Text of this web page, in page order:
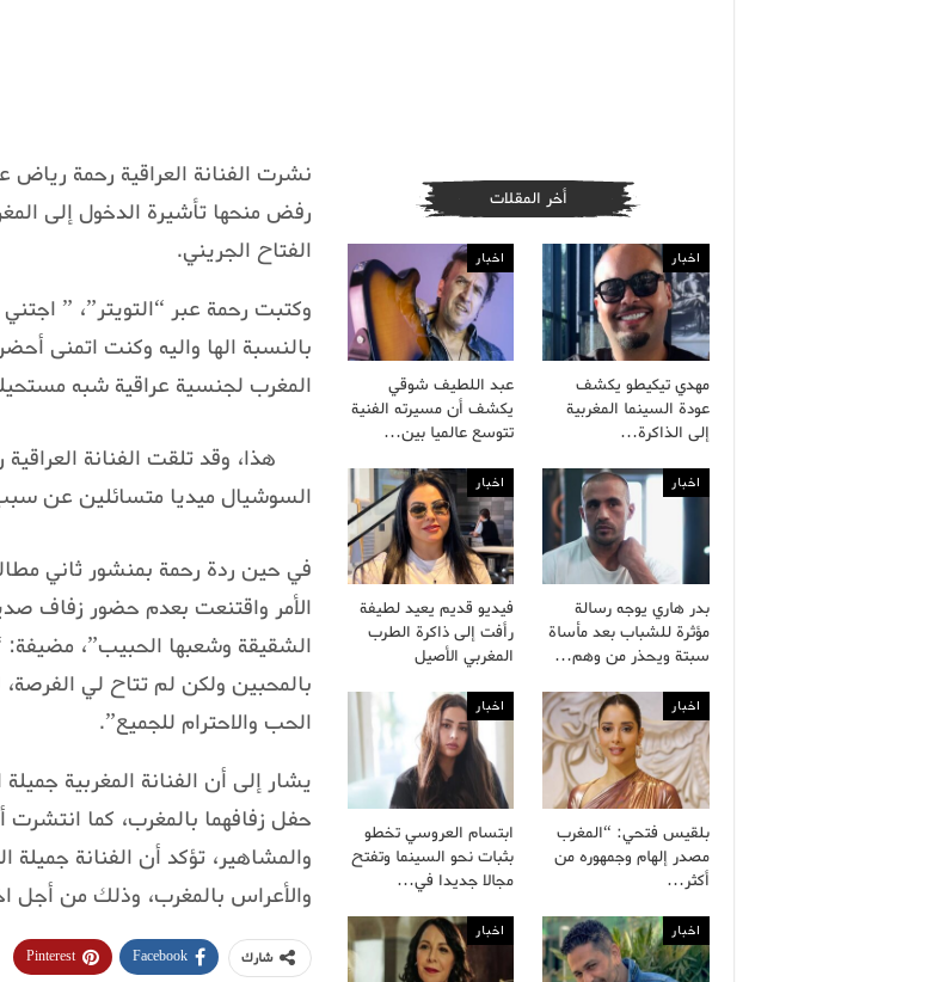
نشرت الفنانة العراقية رحمة رياض
رفض منحها تأشيرة الدخول إلى
الفتاح الجريني.
وكتبت رحمة عبر “التويتر”، ”
بالنسبة الها واليه وكنت اتمنى
المغرب لجنسية عراقية شبه
هذا، وقد تلقت الفنانة
السوشيال ميديا متسائلين عن
في حين ردة رحمة بمنشور ثاني
الأمر واقتنعت بعدم حضور زفاف
الشقيقة وشعبها الحبيب”، مضيفة:
بالمحبين ولكن لم تتاح لي
الحب والاحترام للجميع”.
يشار إلى أن الفنانة المغربية
حفل زفافهما بالمغرب، كما
والمشاهير، تؤكد أن الفنانة
والأعراس بالمغرب، وذلك من أجل
شارك Facebook
Pinterest
أخر المقلات
اخبار
مهدي تيكيطو يكشف
عودة السينما المغربية
إلى الذاكرة…
اخبار
عبد اللطيف شوقي
يكشف أن مسيرته الفنية
تتوسع عالميا بين…
اخبار
بدر هاري يوجه رسالة
مؤثرة للشباب بعد مأساة
سبتة ويحذر من وهم…
اخبار
فيديو قديم يعيد لطيفة
رأفت إلى ذاكرة الطرب
المغربي الأصيل
اخبار
بلقيس فتحي: “المغرب
مصدر إلهام وجمهوره من
أكثر…
اخبار
ابتسام العروسي تخطو
بثبات نحو السينما وتفتح
مجالا جديدا في…
اخبار اخبار